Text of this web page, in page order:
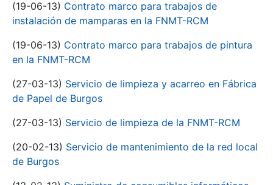
(19-06-13) Contrato marco para trabajos de
instalación de mamparas en la FNMT-RCM
(19-06-13) Contrato marco para trabajos de pintura
en la FNMT-RCM
(27-03-13) Servicio de limpieza y acarreo en Fábrica
de Papel de Burgos
(27-03-13) Servicio de limpieza de la FNMT-RCM
(20-02-13) Servicio de mantenimiento de la red local
de Burgos